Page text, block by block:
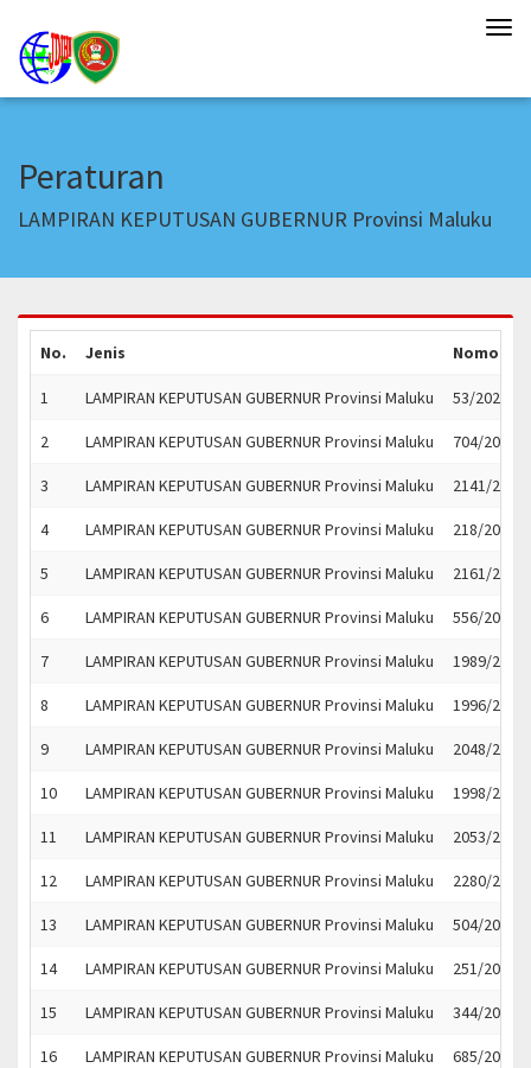
Peraturan
LAMPIRAN KEPUTUSAN GUBERNUR Provinsi Maluku
No. Jenis Nomor
1 LAMPIRAN KEPUTUSAN GUBERNUR Provinsi Maluku 53/2023
2 LAMPIRAN KEPUTUSAN GUBERNUR Provinsi Maluku 704/2022
3 LAMPIRAN KEPUTUSAN GUBERNUR Provinsi Maluku 2141/2023
4 LAMPIRAN KEPUTUSAN GUBERNUR Provinsi Maluku 218/2023
5 LAMPIRAN KEPUTUSAN GUBERNUR Provinsi Maluku 2161/2023
6 LAMPIRAN KEPUTUSAN GUBERNUR Provinsi Maluku 556/2023
7 LAMPIRAN KEPUTUSAN GUBERNUR Provinsi Maluku 1989/2023
8 LAMPIRAN KEPUTUSAN GUBERNUR Provinsi Maluku 1996/2023
9 LAMPIRAN KEPUTUSAN GUBERNUR Provinsi Maluku 2048/2023
10 LAMPIRAN KEPUTUSAN GUBERNUR Provinsi Maluku 1998/2023
11 LAMPIRAN KEPUTUSAN GUBERNUR Provinsi Maluku 2053/2023
12 LAMPIRAN KEPUTUSAN GUBERNUR Provinsi Maluku 2280/2023
13 LAMPIRAN KEPUTUSAN GUBERNUR Provinsi Maluku 504/2023
14 LAMPIRAN KEPUTUSAN GUBERNUR Provinsi Maluku 251/2023
15 LAMPIRAN KEPUTUSAN GUBERNUR Provinsi Maluku 344/2023
16 LAMPIRAN KEPUTUSAN GUBERNUR Provinsi Maluku 685/2022